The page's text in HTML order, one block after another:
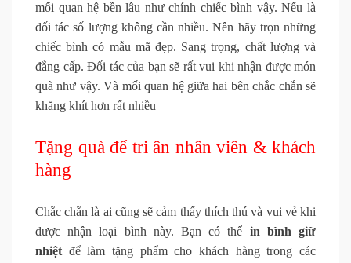
mối quan hệ bền lâu như chính chiếc bình vậy. Nếu là
đối tác số lượng không cần nhiều. Nên hãy trọn những
chiếc bình có mẫu mã đẹp. Sang trọng, chất lượng và
đẳng cấp. Đối tác của bạn sẽ rất vui khi nhận được món
quà như vậy. Và mối quan hệ giữa hai bên chắc chắn sẽ
khăng khít hơn rất nhiều
Tặng quà để tri ân nhân viên & khách
hàng
Chắc chắn là ai cũng sẽ cảm thấy thích thú và vui vẻ khi
được nhận loại bình này. Bạn có thể in bình giữ
nhiệtđể làm tặng phẩm cho khách hàng trong các